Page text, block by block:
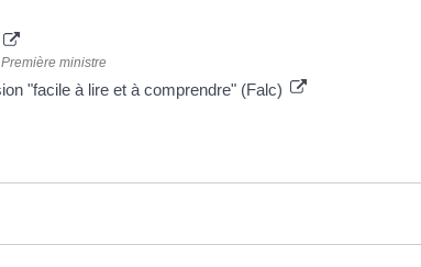
ministre
"facile à lire et à comprendre" (Falc)